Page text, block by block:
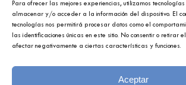
Para ofrecer las mejores experiencias, utilizamos
almacenar y/o acceder a la información del dispositivo. El
tecnologías nos permitirá procesar datos como el
las identificaciones únicas en este sitio. No consentir o retirar
afectar negativamente a ciertas características y funciones.
Aceptar
Sobre AfundaciónTV
Contáctanos
FAQs